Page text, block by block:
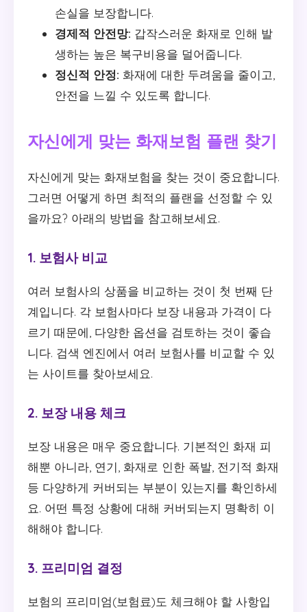
손실을 보장합니다.
경제적 안전망: 갑작스러운 화재로 인해 발
생하는 높은 복구비용을 덜어줍니다.
정신적 안정: 화재에 대한 두려움을 줄이고,
안전을 느낄 수 있도록 합니다.
자신에게 맞는 화재보험 플랜 찾기
자신에게 맞는 화재보험을 찾는 것이 중요합니다.
그러면 어떻게 하면 최적의 플랜을 선정할 수 있
을까요? 아래의 방법을 참고해보세요.
1. 보험사 비교
여러 보험사의 상품을 비교하는 것이 첫 번째 단
계입니다. 각 보험사마다 보장 내용과 가격이 다
르기 때문에, 다양한 옵션을 검토하는 것이 좋습
니다. 검색 엔진에서 여러 보험사를 비교할 수 있
는 사이트를 찾아보세요.
2. 보장 내용 체크
보장 내용은 매우 중요합니다. 기본적인 화재 피
해뿐 아니라, 연기, 화재로 인한 폭발, 전기적 화재
등 다양하게 커버되는 부분이 있는지를 확인하세
요. 어떤 특정 상황에 대해 커버되는지 명확히 이
해해야 합니다.
3. 프리미엄 결정
보험의 프리미엄(보험료)도 체크해야 할 사항입